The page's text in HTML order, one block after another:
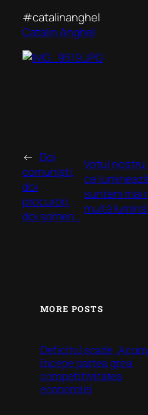
‪#‎catalinanghel‬
Catalin Anghel
← Doi
comuniști,
doi
procurori,
doi șomeri…
Votul
ce
suntem mai
multă
MORE POSTS
Deficitul scade. Acum
începe partea grea:
competitivitatea
economiei